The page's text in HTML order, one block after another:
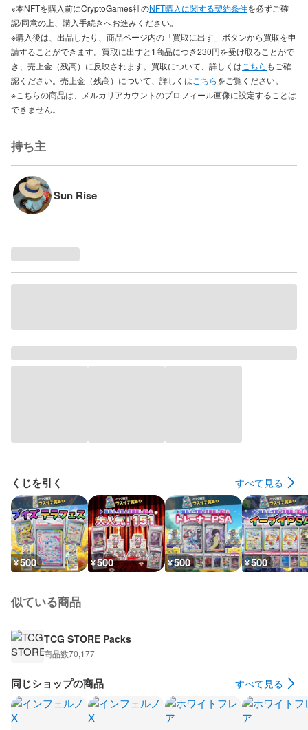
※本NFTを購入前にCryptoGames社のNFT購入に関する契約条件を必ずご確
認/同意の上、購入手続きへお進みください。
※購入後は、出品したり、商品ページ内の「買取に出す」ボタンから買取を申
請することができます。買取に出すと1商品につき230円を受け取ることがで
き、売上金（残高）に反映されます。買取について、詳しくは こちら もご確
認ください。売上金（残高）について、詳しくは こちらをご覧ください。
※こちらの商品は、メルカリアカウントのプロフィール画像に設定することは
できません。
持ち主
Sun Rise
くじを引く すべて見る
¥500 ¥500 ¥500 ¥500
似ている商品
TCG STORE Packs
商品数70,177
同じショップの商品 すべて見る